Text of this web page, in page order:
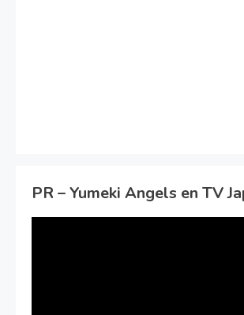
PR – Yumeki Angels en TV